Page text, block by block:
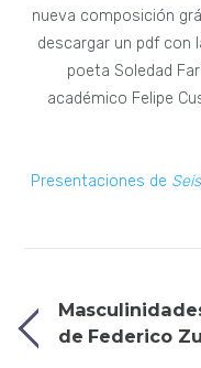
nueva composición
descargar un pdf con
poeta Soledad
académico Felipe
Presentaciones de
de Federico